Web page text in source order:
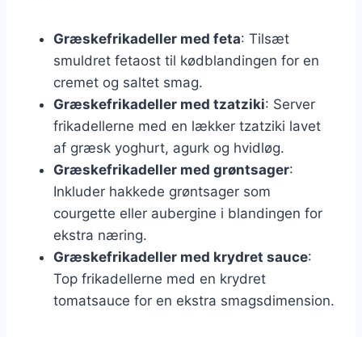
Græskefrikadeller med feta: Tilsæt
smuldret fetaost til kødblandingen for en
cremet og saltet smag.
Græskefrikadeller med tzatziki: Server
frikadellerne med en lækker tzatziki lavet
af græsk yoghurt, agurk og hvidløg.
Græskefrikadeller med grøntsager:
Inkluder hakkede grøntsager som
courgette eller aubergine i blandingen for
ekstra næring.
Græskefrikadeller med krydret sauce:
Top frikadellerne med en krydret
tomatsauce for en ekstra smagsdimension.